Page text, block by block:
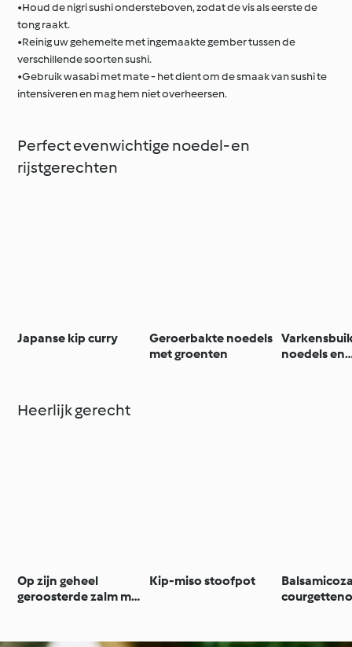
•Houd de nigri sushi ondersteboven, zodat de vis als eerste de
tong raakt.
•Reinig uw gehemelte met ingemaakte gember tussen de
verschillende soorten sushi.
•Gebruik wasabi met mate - het dient om de smaak van sushi te
intensiveren en mag hem niet overheersen.
Perfect evenwichtige noedel- en
rijstgerechten
Japanse kip curry
Geroerbakte noedels
met groenten
noedels en
Heerlijk gerecht
Op zijn geheel
geroosterde zalm met
Kip-miso stoofpot